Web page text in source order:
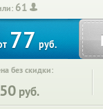
61
77руб.
без скидки:
руб.